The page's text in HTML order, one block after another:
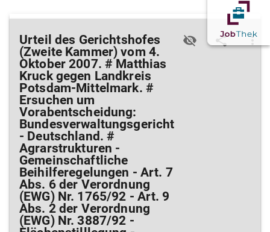
Urteil des Gerichtshofes
(Zweite Kammer) vom 4.
Oktober 2007. # Matthias
Kruck gegen Landkreis
Potsdam-Mittelmark. #
Ersuchen um
Vorabentscheidung:
Bundesverwaltungsgericht
- Deutschland. #
Agrarstrukturen -
Gemeinschaftliche
Beihilferegelungen - Art. 7
Abs. 6 der Verordnung
(EWG) Nr. 1765/92 - Art. 9
Abs. 2 der Verordnung
(EWG) Nr. 3887/92 -
visibility_off share more_vert